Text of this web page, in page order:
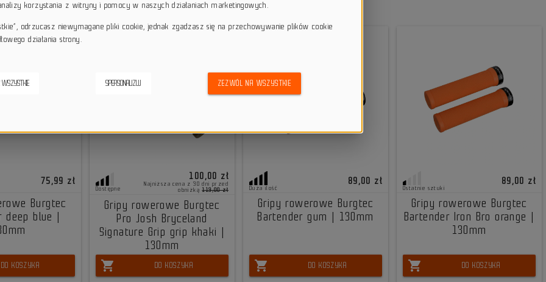
75,99 zł
Burgtec
deep blue |
DO KOSZYKA
Dostępne
Najniższa cena z 30 dni przed
obniżką113,00 zł
100,00 zł
Gripy rowerowe Burgtec
Pro Josh Bryceland
Signature Grip grip khaki |
130mm
shopping_cart DO KOSZYKA
Duża ilość
89,00 zł
Gripy rowerowe Burgtec
Bartender gum | 130mm
shopping_cart DO KOSZYKA
Ostatnie sztuki
89,00 zł
Gripy rowerowe Burgtec
Bartender Iron Bro orange |
130mm
shopping_cart DO KOSZYKA
korzystania z witryny i pomocy w naszych działaniach marketingowych.
odrzucasz niewymagane pliki cookie, jednak zgadzasz się na przechowywanie plików cookie
działania strony.
WSZYSTKIE SPERSONALIZUJ ZEZWÓL NA WSZYSTKIE